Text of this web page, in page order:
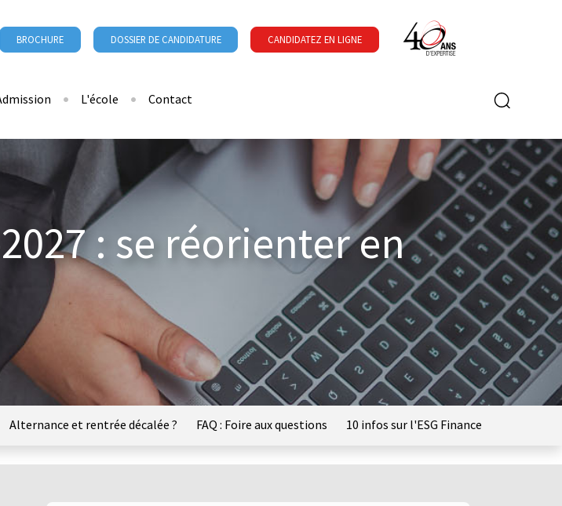
: se réorienter en
Alternance et rentrée décalée ? FAQ : Foire aux questions 10 infos sur l'ESG Finance
BROCHURE DOSSIER DE CANDIDATURE CANDIDATEZ EN LIGNE
L'école Contact
Formulaire de recherche